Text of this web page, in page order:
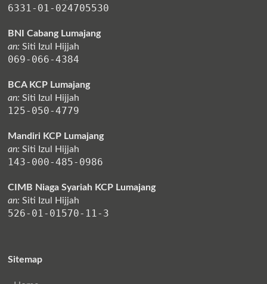
6331-01-024705530
BNI Cabang Lumajang
an: Siti Izul Hijjah
069-066-4384
BCA KCP Lumajang
an: Siti Izul Hijjah
125-050-4779
Mandiri KCP Lumajang
an: Siti Izul Hijjah
143-000-485-0986
CIMB Niaga Syariah KCP Lumajang
an: Siti Izul Hijjah
526-01-01570-11-3
Sitemap